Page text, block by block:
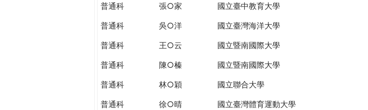
普通科
張○家 國立臺中教育大學
普通科
吳○洋 國立臺灣海洋大學
普通科
王○云 國立暨南國際大學
普通科
陳○榛 國立暨南國際大學
普通科
林○穎 國立聯合大學
普通科
徐○晴 國立臺灣體育運動大學